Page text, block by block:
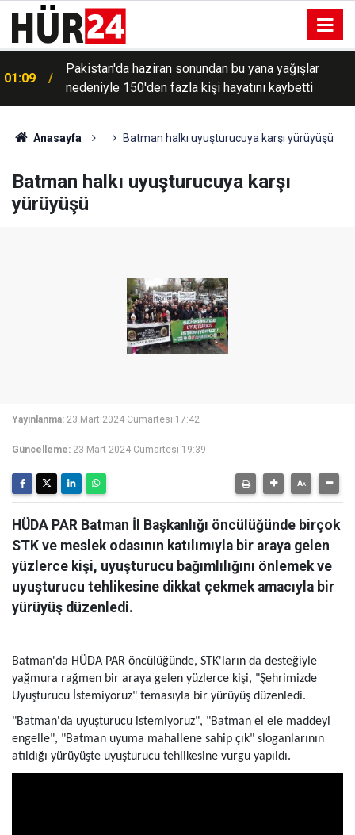
01:09
Pakistan'da haziran sonundan bu yana yağışlar
00:49
Hürmüz'den geçişlerin ücreti, sefer hacmine bağlı
olacak
Anasayfa Batman halkı uyuşturucuya karşı yürüyüşü
Batman halkı uyuşturucuya karşı
yürüyüşü
Yayınlanma: 23 Mart 2024 Cumartesi 17:42
Güncelleme: 23 Mart 2024 Cumartesi 19:39
HÜDA PAR Batman İl Başkanlığı öncülüğünde birçok
STK ve meslek odasının katılımıyla bir araya gelen
yüzlerce kişi, uyuşturucu bağımlılığını önlemek ve
uyuşturucu tehlikesine dikkat çekmek amacıyla bir
yürüyüş düzenledi.
Batman'da HÜDA PAR öncülüğünde, STK'ların da desteğiyle
yağmura rağmen bir araya gelen yüzlerce kişi, "Şehrimizde
Uyuşturucu İstemiyoruz" temasıyla bir yürüyüş düzenledi.
"Batman'da uyuşturucu istemiyoruz", "Batman el ele maddeyi
engelle", "Batman uyuma mahallene sahip çık" sloganlarının
atıldığı yürüyüşte uyuşturucu tehlikesine vurgu yapıldı.